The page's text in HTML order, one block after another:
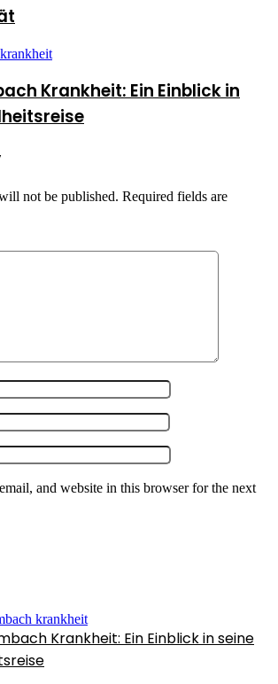
Krankheit: Ein Einblick in
not be published. Required fields are
and website in this browser for the next
Krankheit: Ein Einblick in seine